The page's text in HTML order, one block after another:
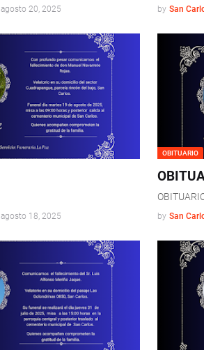
agosto 20, 2025 by San
agosto 18, 2025
OBITUARIO
by San